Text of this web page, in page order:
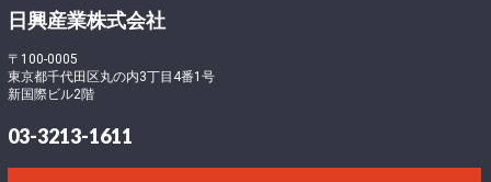
ー
ド
フ
ァ
イ
ル
サ
イ
418.62 KB
-
5
2
2
0
日興産業株式会社
〒100-0005
東京都千代田区丸の内3丁目4番1号
新国際ビル2階
03-3213-1611